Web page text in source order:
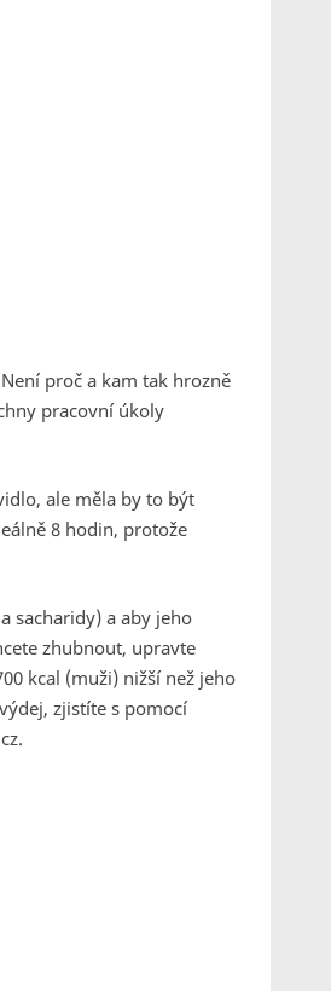
proč a kam tak hrozně
pracovní úkoly
ale měla by to být
8 hodin, protože
sacharidy) a aby jeho
zhubnout, upravte
kcal (muži) nižší než jeho
zjistíte s pomocí